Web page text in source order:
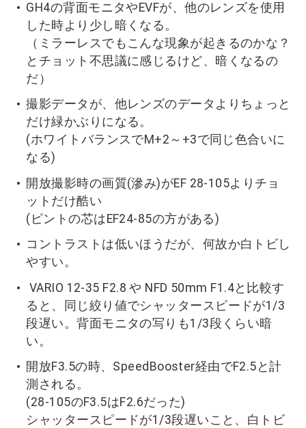
GH4の背面モニタやEVFが、他のレンズを使用
した時より少し暗くなる。
（ミラーレスでもこんな現象が起きるのかな？
とチョット不思議に感じるけど、暗くなるの
だ）
撮影データが、他レンズのデータよりちょっと
だけ緑かぶりになる。
(ホワイトバランスでM+2～+3で同じ色合いに
なる)
開放撮影時の画質(滲み)がEF 28-105よりチョ
ットだけ酷い
(ピントの芯はEF24-85の方がある)
コントラストは低いほうだが、何故か白トビし
やすい。
VARIO 12-35 F2.8 や NFD 50mm F1.4と比較す
ると、同じ絞り値でシャッタースピードが1/3
段遅い。背面モニタの写りも1/3段くらい暗
い。
開放F3.5の時、SpeedBooster経由でF2.5と計
測される。
(28-105のF3.5はF2.6だった)
シャッタースピードが1/3段遅いこと、白トビ